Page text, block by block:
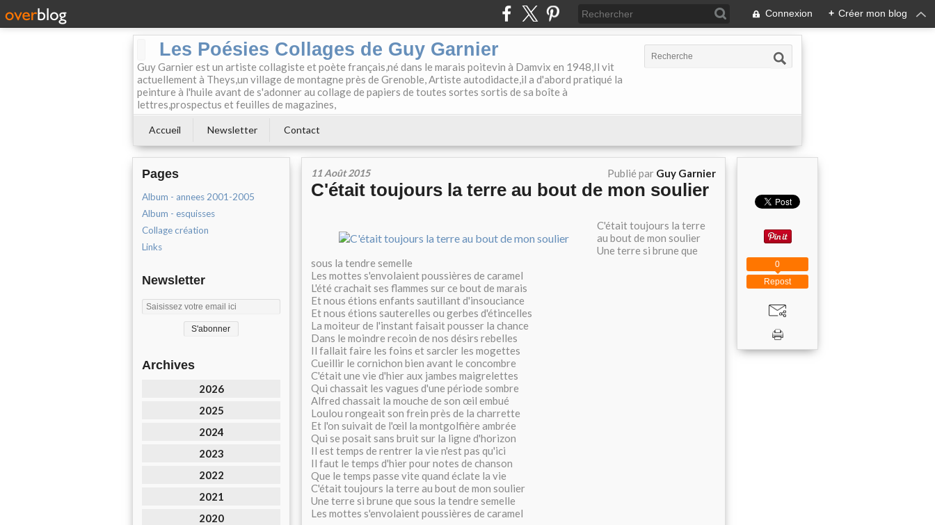
Connexion + Créer mon blog
Les Poésies Collages de Guy Garnier
Guy Garnier est un artiste collagiste et poète français,né dans le marais poitevin à Damvix en 1948,Il vit
actuellement à Theys,un village de montagne près de Grenoble, Artiste autodidacte,il a d'abord pratiqué la
peinture à l'huile avant de s'adonner au collage de papiers de toutes sortes sortis de sa boîte à
lettres,prospectus et feuilles de magazines,
Accueil Newsletter Contact
Pages
Album - annees 2001-2005
Album - esquisses
Collage création
Links
Newsletter
Archives
2026
2025
2024
2023
2022
2021
2020
11 Août 2015 Publié par Guy Garnier
C'était toujours la terre au bout de mon soulier
C'était toujours la terre
au bout de mon soulier
Une terre si brune que
sous la tendre semelle
Les mottes s'envolaient poussières de caramel
L'été crachait ses flammes sur ce bout de marais
Et nous étions enfants sautillant d'insouciance
Et nous étions sauterelles ou gerbes d'étincelles
La moiteur de l'instant faisait pousser la chance
Dans le moindre recoin de nos désirs rebelles
Il fallait faire les foins et sarcler les mogettes
Cueillir le cornichon bien avant le concombre
C'était une vie d'hier aux jambes maigrelettes
Qui chassait les vagues d'une période sombre
Alfred chassait la mouche de son œil embué
Loulou rongeait son frein près de la charrette
Et l'on suivait de l'œil la montgolfière ambrée
Qui se posait sans bruit sur la ligne d'horizon
Il est temps de rentrer la vie n'est pas qu'ici
Il faut le temps d'hier pour notes de chanson
Que le temps passe vite quand éclate la vie
C'était toujours la terre au bout de mon soulier
Une terre si brune que sous la tendre semelle
Les mottes s'envolaient poussières de caramel
Repost
0